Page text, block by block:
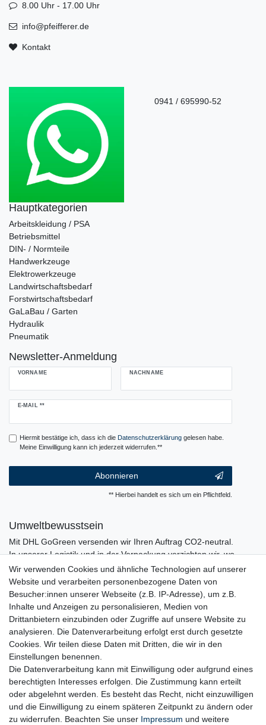
8.00 Uhr - 17.00 Uhr
info@pfeifferer.de
Kontakt
0941 / 695990-52
Hauptkategorien
Arbeitskleidung / PSA
Betriebsmittel
DIN- / Normteile
Handwerkzeuge
Elektrowerkzeuge
Landwirtschaftsbedarf
Forstwirtschaftsbedarf
GaLaBau / Garten
Hydraulik
Pneumatik
Newsletter-Anmeldung
VORNAME NACHNAME
E-MAIL **
Newsletter
Hiermit bestätige ich, dass ich die Daten­schutz­erklärunggelesen habe.
Meine Einwilligung kann ich jederzeit widerrufen.**
Abonnieren
** Hierbei handelt es sich um ein Pflichtfeld.
Umweltbewusstsein
Mit DHL GoGreen versenden wir Ihren Auftrag CO2-neutral.
In unserer Logistik und in der Verpackung verzichten wir, wo
immer es möglich ist, auf den Einsatz von Kunststoffen und
Plastik.
Wir verwenden Cookies und ähnliche Technologien auf unserer
Website und verarbeiten personenbezogene Daten von
Besucher:innen unserer Webseite (z.B. IP-Adresse), um z.B.
Inhalte und Anzeigen zu personalisieren, Medien von
Drittanbietern einzubinden oder Zugriffe auf unsere Website zu
analysieren. Die Datenverarbeitung erfolgt erst durch gesetzte
Cookies. Wir teilen diese Daten mit Dritten, die wir in den
Einstellungen benennen.
Die Datenverarbeitung kann mit Einwilligung oder aufgrund eines
berechtigten Interesses erfolgen. Die Zustimmung kann erteilt
oder abgelehnt werden. Es besteht das Recht, nicht einzuwilligen
und die Einwilligung zu einem späteren Zeitpunkt zu ändern oder
zu widerrufen. Beachten Sie unser Impressum und weitere